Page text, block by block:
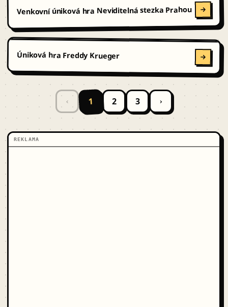
Venkovní úniková hra Neviditelná stezka Prahou
Úniková hra Freddy Krueger
‹ 1 2 3 ›
REKLAMA